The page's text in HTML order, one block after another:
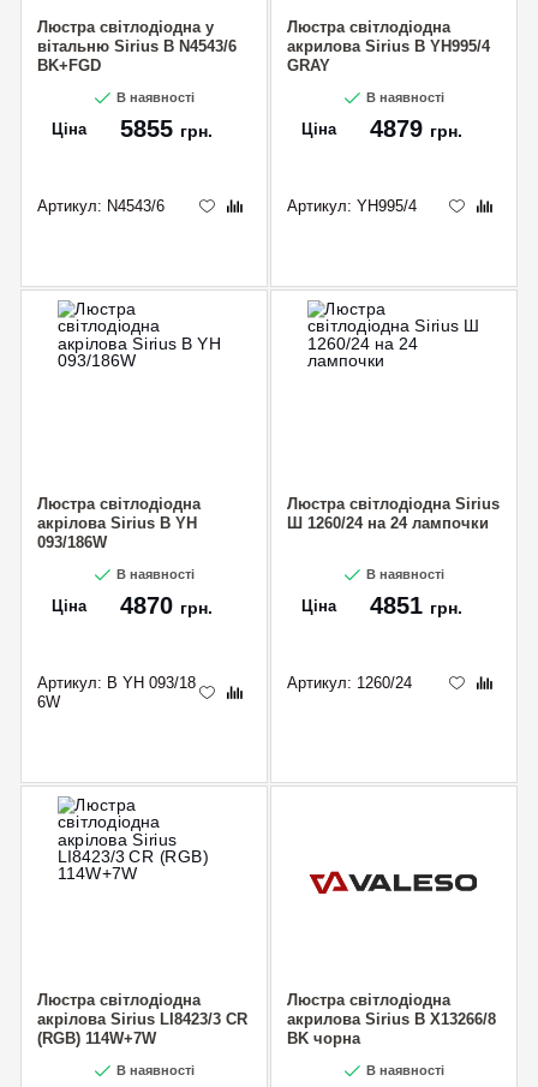
Люстра світлодіодна у
вітальню Sirius B N4543/6
BK+FGD
В наявності
Ціна 5855 грн.
Артикул: N4543/6
Люстра світлодіодна
акрилова Sirius B YH995/4
GRAY
В наявності
Ціна 4879 грн.
Артикул: YH995/4
Люстра світлодіодна
акрілова Sirius B YH
093/186W
В наявності
Ціна 4870 грн.
Артикул: B YH 093/18
6W
Люстра світлодіодна Sirius
Ш 1260/24 на 24 лампочки
В наявності
Ціна 4851 грн.
Артикул: 1260/24
Люстра світлодіодна
акрілова Sirius LI8423/3 CR
(RGB) 114W+7W
В наявності
Люстра світлодіодна
акрилова Sirius B X13266/8
BK чорна
В наявності